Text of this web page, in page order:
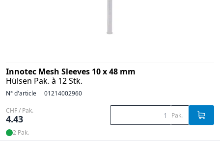
Innotec Mesh Sleeves 10 x 48 mm
Hülsen Pak. à 12 Stk.
N° d'article 01214002960
CHF / Pak.
4.43 Pak.
2 Pak.